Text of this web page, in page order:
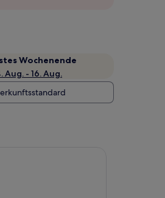
Wochenende
Aug. - 16. Aug.